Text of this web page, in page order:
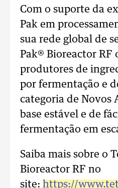
Com o suporte da
Pak em
sua rede global de
Pak® Bioreactor RF
produtores de
por fermentação e
categoria de Novos
base estável e de
fermentação em
Saiba mais sobre o
Bioreactor RF no
site: https://